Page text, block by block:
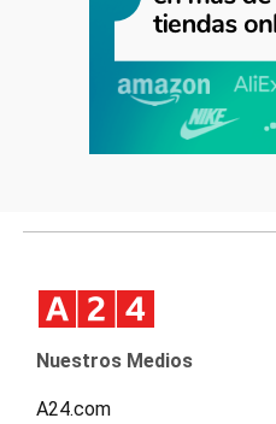
Nuestros Medios
A24.com